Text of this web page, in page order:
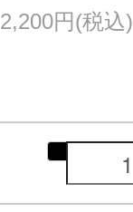
2,200円(税込)